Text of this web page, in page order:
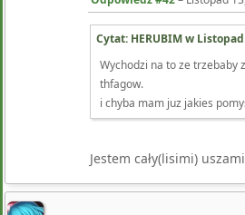
Cytat: HERUBIM w Listopad
Wychodzi na to ze trzebaby
thfagow.
i chyba mam juz jakies
Jestem cały(lisimi) uszami